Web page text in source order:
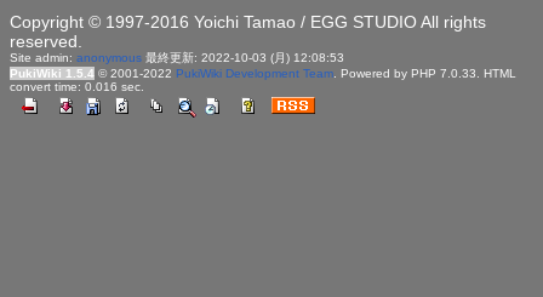
Copyright © 1997-2016 Yoichi Tamao / EGG STUDIO All rights
reserved.
Site admin: anonymous 最終更新: 2022-10-03 (月) 12:08:53
PukiWiki 1.5.4 © 2001-2022 PukiWiki Development Team . Powered by PHP 7.0.33. HTML
convert time: 0.016 sec.